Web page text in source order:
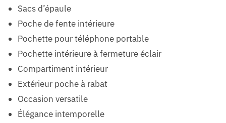
Sacs d’épaule
Poche de fente intérieure
Pochette pour téléphone portable
Pochette intérieure à fermeture éclair
Compartiment intérieur
Extérieur poche à rabat
Occasion versatile
Élégance intemporelle